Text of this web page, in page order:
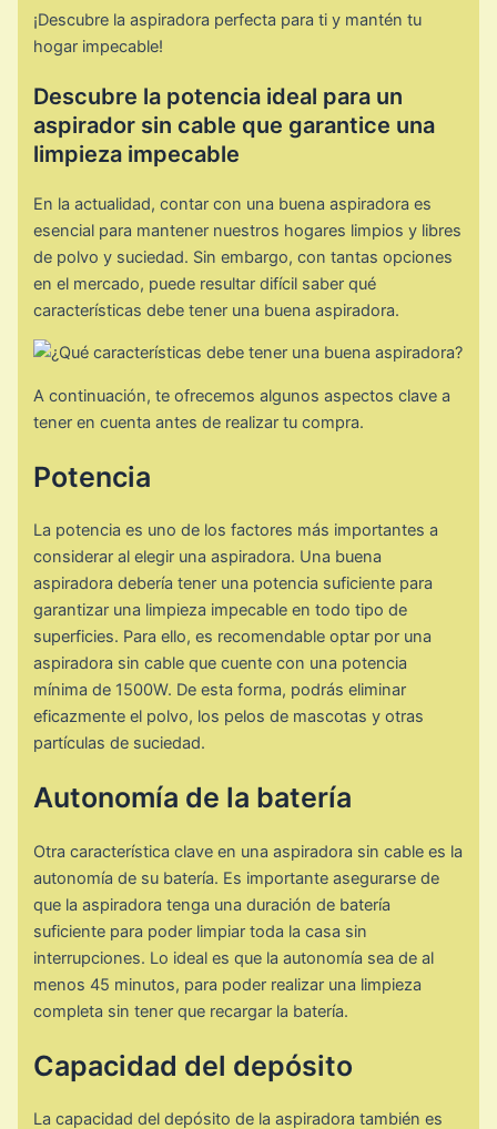
¡Descubre la aspiradora perfecta para ti y mantén tu
hogar impecable!
Descubre la potencia ideal para un
aspirador sin cable que garantice una
limpieza impecable
En la actualidad, contar con una buena aspiradora es
esencial para mantener nuestros hogares limpios y libres
de polvo y suciedad. Sin embargo, con tantas opciones
en el mercado, puede resultar difícil saber qué
características debe tener una buena aspiradora.
A continuación, te ofrecemos algunos aspectos clave a
tener en cuenta antes de realizar tu compra.
Potencia
La potencia es uno de los factores más importantes a
considerar al elegir una aspiradora. Una buena
aspiradora debería tener una potencia suficiente para
garantizar una limpieza impecable en todo tipo de
superficies. Para ello, es recomendable optar por una
aspiradora sin cable que cuente con una potencia
mínima de 1500W. De esta forma, podrás eliminar
eficazmente el polvo, los pelos de mascotas y otras
partículas de suciedad.
Autonomía de la batería
Otra característica clave en una aspiradora sin cable es la
autonomía de su batería. Es importante asegurarse de
que la aspiradora tenga una duración de batería
suficiente para poder limpiar toda la casa sin
interrupciones. Lo ideal es que la autonomía sea de al
menos 45 minutos, para poder realizar una limpieza
completa sin tener que recargar la batería.
Capacidad del depósito
La capacidad del depósito de la aspiradora también es